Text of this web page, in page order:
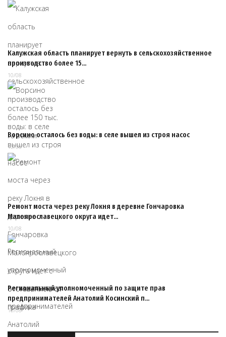
Калужская область планирует вернуть в сельскохозяйственное
производство более 15…
10/08
Ворсино осталось без воды: в селе вышел из строя насос
10/08
Ремонт моста через реку Локня в деревне Гончаровка
Малоярославецкого округа идет…
10/08
Региональный уполномоченный по защите прав
предпринимателей Анатолий Косинский п…
10/08